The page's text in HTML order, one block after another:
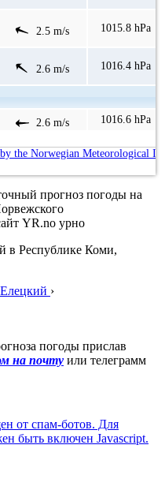
2.5 m/s 1015.8 hPa
2.6 m/s 1016.4 hPa
2.6 m/s 1016.6 hPa
the Norwegian Meteorological
прогноз погоды на
YR.no урно
в Республике Коми,
›
погоды прислав
на почту или телеграмм
от спам-ботов. Для
быть включен Javascript.